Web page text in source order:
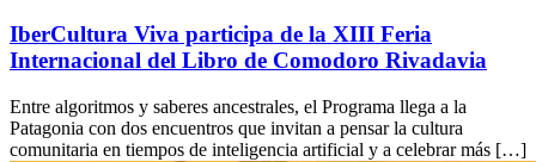
IberCultura Viva participa de la XIII Feria
Internacional del Libro de Comodoro Rivadavia
Entre algoritmos y saberes ancestrales, el Programa llega a la
Patagonia con dos encuentros que invitan a pensar la cultura
comunitaria en tiempos de inteligencia artificial y a celebrar más […]